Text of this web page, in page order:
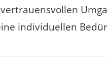
individuellen